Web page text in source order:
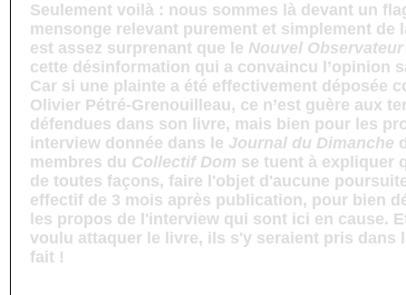
Seulement voilà : nous sommes là devant un
mensonge relevant purement et simplement de
est assez surprenant que le Nouvel Observateur
cette désinformation qui a convaincu l’opinion
Car si une plainte a été effectivement déposée
Olivier Pétré-Grenouilleau, ce n’est guère aux
défendues dans son livre, mais bien pour les
interview donnée dans le Journal du Dimanche
membres du Collectif Dom se tuent à expliquer
de toutes façons, faire l'objet d'aucune
effectif de 3 mois après publication, pour bien
les propos de l'interview qui sont ici en cause.
voulu attaquer le livre, ils s'y seraient pris dans
fait !